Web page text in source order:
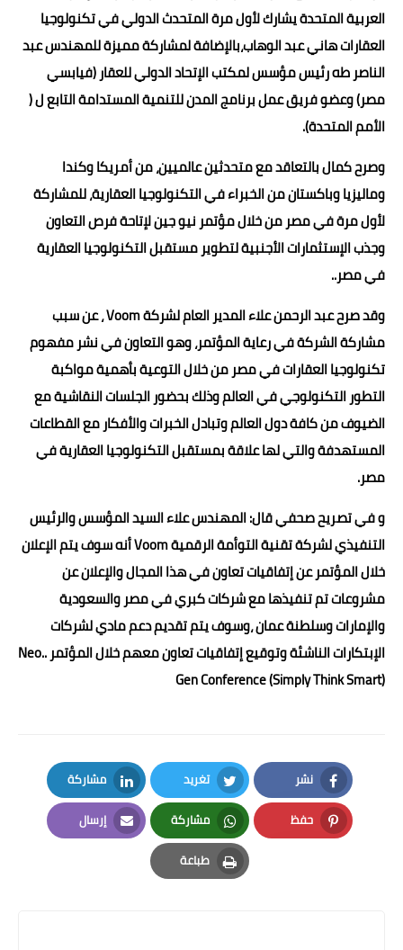
العربية المتحدة يشارك لأول مرة المتحدث الدولي في تكنولوجيا
العقارات هاني عبد الوهاب،بالإضافة لمشاركة مميزة للمهندس عبد
الناصر طه رئيس مؤسس لمكتب الإتحاد الدولي للعقار (فيابسي
مصر) وعضو فريق عمل برنامج المدن للتنمية المستدامة التابع ل (
الأمم المتحدة).
وصرح كمال بالتعاقد مع متحدثين عالميين، من أمريكا وكندا
وماليزيا وباكستان من الخبراء في التكنولوجيا العقارية، للمشاركة
لأول مرة في مصر من خلال مؤتمر نيو جين لإتاحة فرص التعاون
وجذب الإستثمارات الأجنبية لتطوير مستقبل التكنولوجيا العقارية
في مصر..
وقد صرح عبد الرحمن علاء المدير العام لشركة Voom ، عن سبب
مشاركة الشركة في رعاية المؤتمر، وهو التعاون في نشر مفهوم
تكنولوجيا العقارات في مصر من خلال التوعية بأهمية مواكبة
التطور التكنولوجي في العالم وذلك بحضور الجلسات النقاشية مع
الضيوف من كافة دول العالم وتبادل الخبرات والأفكار مع القطاعات
المستهدفة والتي لها علاقة بمستقبل التكنولوجيا العقارية في
مصر.
و في تصريح صحفي قال: المهندس علاء السيد المؤسس والرئيس
التنفيذي لشركة تقنية التوأمة الرقمية Voom أنه سوف يتم الإعلان
خلال المؤتمر عن إتفاقيات تعاون في هذا المجال والإعلان عن
مشروعات تم تنفيذها مع شركات كبري في مصر والسعودية
والإمارات وسلطنة عمان ،وسوف يتم تقديم دعم مادي لشركات
الإبتكارات الناشئة وتوقيع إتفاقيات تعاون معهم خلال المؤتمر ..Neo
Gen Conference (Simply Think Smart)
نشر
Facebook
تغريد
Twitter
مشاركة
LinkedIn
حفظ
Pinterest
مشاركة
Whatsapp
إرسال
Email
طباعة
Print